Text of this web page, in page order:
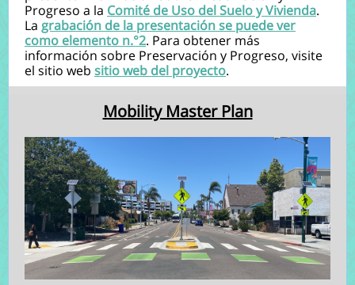
Progreso a la Comité de Uso del Suelo y Vivienda.
La grabación de la presentación se puede ver
como elemento n.°2. Para obtener más
información sobre Preservación y Progreso, visite
el sitio web sitio web del proyecto.
Mobility Master Plan